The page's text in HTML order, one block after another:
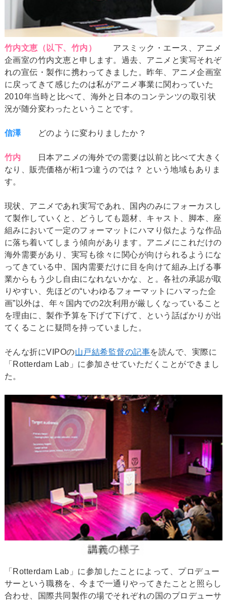
竹内文恵（以下、竹内）
アスミック・エース、アニメ
企画室の竹内文恵と申します。過去、アニメと実写それぞ
れの宣伝・製作に携わってきました。昨年、アニメ企画室
に戻ってきて感じたのは私がアニメ事業に関わっていた
2010年当時と比べて、海外と日本のコンテンツの取引状
況が随分変わったということです。
信澤どのように変わりましたか？
竹内
日本アニメの海外での需要は以前と比べて大きく
なり、販売価格が桁1つ違うのでは？ という地域もありま
す。
現状、アニメであれ実写であれ、国内のみにフォーカスし
て製作していくと、どうしても題材、キャスト、脚本、座
組みにおいて一定のフォーマットにハマり似たような作品
に落ち着いてしまう傾向があります。アニメにこれだけの
海外需要があり、実写も徐々に関心が向けられるようにな
ってきている中、国内需要だけに目を向けて組み上げる事
業からもう少し自由になれないかな、と。各社の承認が取
りやすい、先ほどの“いわゆるフォーマットにハマった企
画”以外は、年々国内での2次利用が厳しくなっていること
を理由に、製作予算を下げて下げて、という話ばかりが出
てくることに疑問を持っていました。
そんな折にVIPOの山戸結希監督の記事を読んで、実際に
「Rotterdam Lab」に参加させていただくことができまし
た。
「Rotterdam Lab」に参加したことによって、プロデュー
サーという職務を、今まで一通りやってきたことと照らし
合わせ、国際共同製作の場でそれぞれの国のプロデューサ